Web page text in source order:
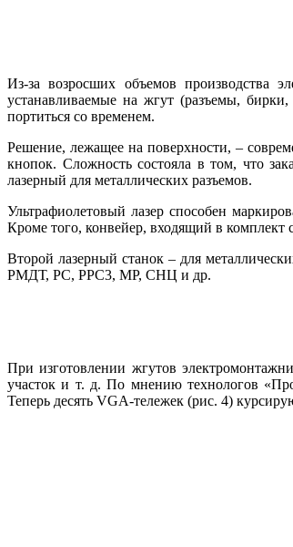
Из-за возросших объемов производства
устанавливаемые на жгут (разъемы,
портиться со временем.
Решение, лежащее на поверхности, –
кнопок. Сложность состояла в том, что
лазерный для металлических разъемов.
Ультрафиолетовый лазер способен
Кроме то­го, конвейер, входящий в комплект
Второй лазерный станок – для
РМДТ, РС, РРС3, МР, СНЦ и др.
При изготовлении жгутов
участок и т. д. По мнению технологов
Теперь десять VGA-тележек (рис. 4)